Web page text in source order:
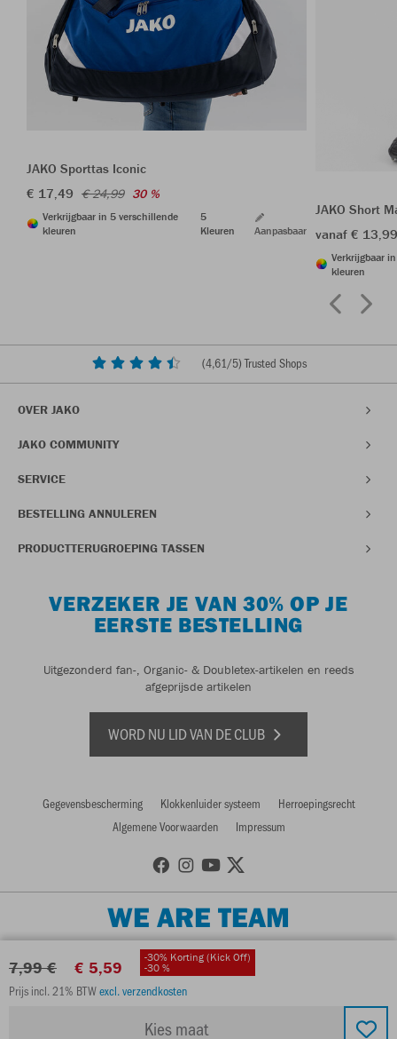
7,99 € € 5,59
-30% Korting (Kick Off)
-30 %
Prijs incl. 21% BTWexcl. verzendkosten
Kies maat
JAKO Sporttas Iconic
€ 17,49 € 24,99 30 %
Verkrijgbaar in 5 verschillende
kleuren
5
Kleuren
Aanpasbaar
JAKO Short
vanaf €
Verkrijgbaar
kleuren
(4,61/5) Trusted Shops
OVER JAKO
JAKO COMMUNITY
SERVICE
BESTELLING ANNULEREN
PRODUCTTERUGROEPING TASSEN
VERZEKER JE VAN 30% OP JE
EERSTE BESTELLING
Uitgezonderd fan-, Organic- & Doubletex-artikelen en reeds
afgeprijsde artikelen
WORD NU LID VAN DE CLUB
Gegevensbescherming Klokkenluider systeem
Herroepingsrecht
Algemene Voorwaarden
Impressum
WE ARE TEAM